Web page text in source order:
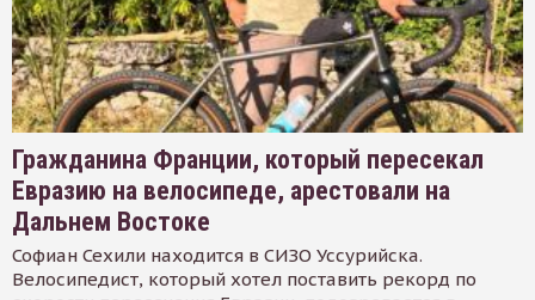
Гражданина Франции, который пересекал
Евразию на велосипеде, арестовали на
Дальнем Востоке
Софиан Сехили находится в СИЗО Уссурийска.
Велосипедист, который хотел поставить рекорд по